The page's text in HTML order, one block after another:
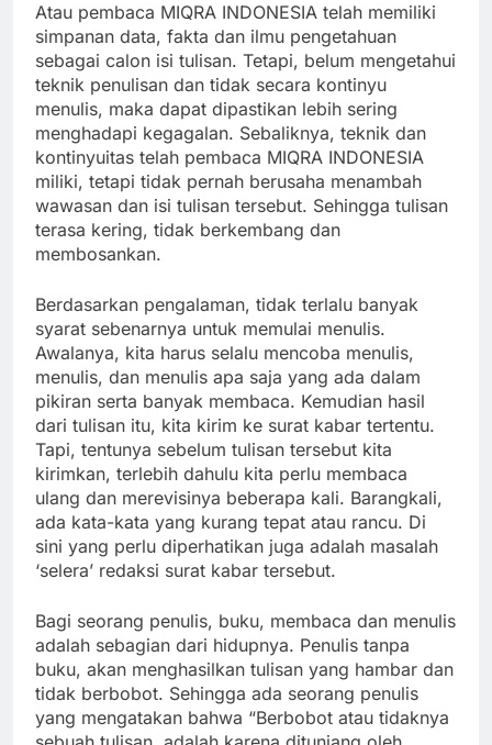
Atau pembaca MIQRA INDONESIA telah memiliki
simpanan data, fakta dan ilmu pengetahuan
sebagai calon isi tulisan. Tetapi, belum mengetahui
teknik penulisan dan tidak secara kontinyu
menulis, maka dapat dipastikan lebih sering
menghadapi kegagalan. Sebaliknya, teknik dan
kontinyuitas telah pembaca MIQRA INDONESIA
miliki, tetapi tidak pernah berusaha menambah
wawasan dan isi tulisan tersebut. Sehingga tulisan
terasa kering, tidak berkembang dan
membosankan.
Berdasarkan pengalaman, tidak terlalu banyak
syarat sebenarnya untuk memulai menulis.
Awalanya, kita harus selalu mencoba menulis,
menulis, dan menulis apa saja yang ada dalam
pikiran serta banyak membaca. Kemudian hasil
dari tulisan itu, kita kirim ke surat kabar tertentu.
Tapi, tentunya sebelum tulisan tersebut kita
kirimkan, terlebih dahulu kita perlu membaca
ulang dan merevisinya beberapa kali. Barangkali,
ada kata-kata yang kurang tepat atau rancu. Di
sini yang perlu diperhatikan juga adalah masalah
‘selera’ redaksi surat kabar tersebut.
Bagi seorang penulis, buku, membaca dan menulis
adalah sebagian dari hidupnya. Penulis tanpa
buku, akan menghasilkan tulisan yang hambar dan
tidak berbobot. Sehingga ada seorang penulis
yang mengatakan bahwa “Berbobot atau tidaknya